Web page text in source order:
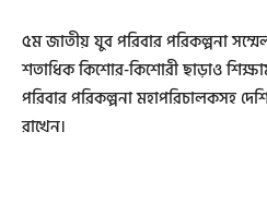
৫ম জাতীয় যুব পরিবার পরিকল্পনা
শতাধিক কিশোর-কিশোরী ছাড়াও
পরিবার পরিকল্পনা মহাপরিচালকসহ
রাখেন।